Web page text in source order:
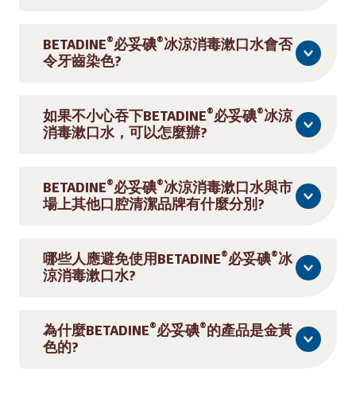
BETADINE®必妥碘®冰涼消毒漱口水會否
令牙齒染色?
如果不小心吞下BETADINE®必妥碘®冰涼
消毒漱口水，可以怎麼辦?
BETADINE®必妥碘®冰涼消毒漱口水與市
場上其他口腔清潔品牌有什麼分別?
哪些人應避免使用BETADINE®必妥碘®冰
涼消毒漱口水?
為什麼BETADINE®必妥碘®的產品是金黃
色的?